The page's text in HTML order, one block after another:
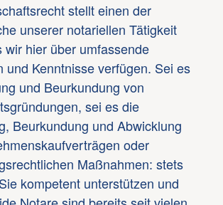
stellt einen der
unserer notariellen Tätigkeit
wir hier über umfassende
und Kenntnisse verfügen. Sei es
und Beurkundung von
sei es die
Beurkundung und Abwicklung
oder
Maßnahmen: stets
kompetent unterstützen und